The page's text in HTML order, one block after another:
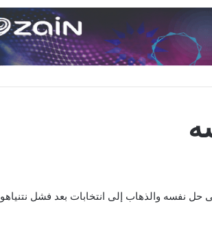
بغالبية 74 عضوا على حل نفسه والذهاب إلى انتخابات بعد فشل نتنياهو